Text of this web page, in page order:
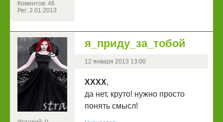
Коментов: 46
Рег: 2.01.2013
я_приду_за_тобой
12 января 2013 13:00
ХХХХ,
да нет, круто! нужно просто
понять смысл!